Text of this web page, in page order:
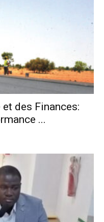
des Finances:
...